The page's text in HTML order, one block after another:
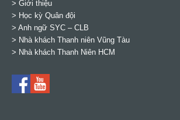
> Giới thiệu
> Học kỳ Quân đội
> Anh ngữ SYC – CLB
> Nhà khách Thanh niên Vũng Tàu
> Nhà khách Thanh Niên HCM